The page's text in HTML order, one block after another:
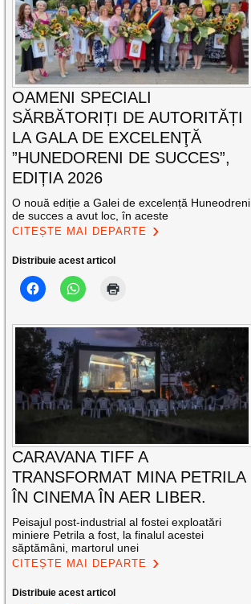
OAMENI SPECIALI
SĂRBĂTORIȚI DE AUTORITĂȚI
LA GALA DE EXCELENŢĂ
”HUNEDORENI DE SUCCES”,
EDIȚIA 2026
O nouă ediție a Galei de excelență Huneodreni
de succes a avut loc, în aceste
CITEȘTE MAI DEPARTE
Distribuie acest articol
CARAVANA TIFF A
TRANSFORMAT MINA PETRILA
ÎN CINEMA ÎN AER LIBER.
Peisajul post-industrial al fostei exploatări
miniere Petrila a fost, la finalul acestei
săptămâni, martorul unei
CITEȘTE MAI DEPARTE
Distribuie acest articol